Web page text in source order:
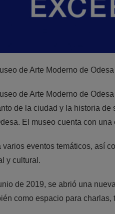
de Arte Moderno de
de Arte Moderno de
de la ciudad y la historia de
El museo cuenta con
varios eventos temáticos, así
y cultural.
de 2019, se abrió una
como espacio para